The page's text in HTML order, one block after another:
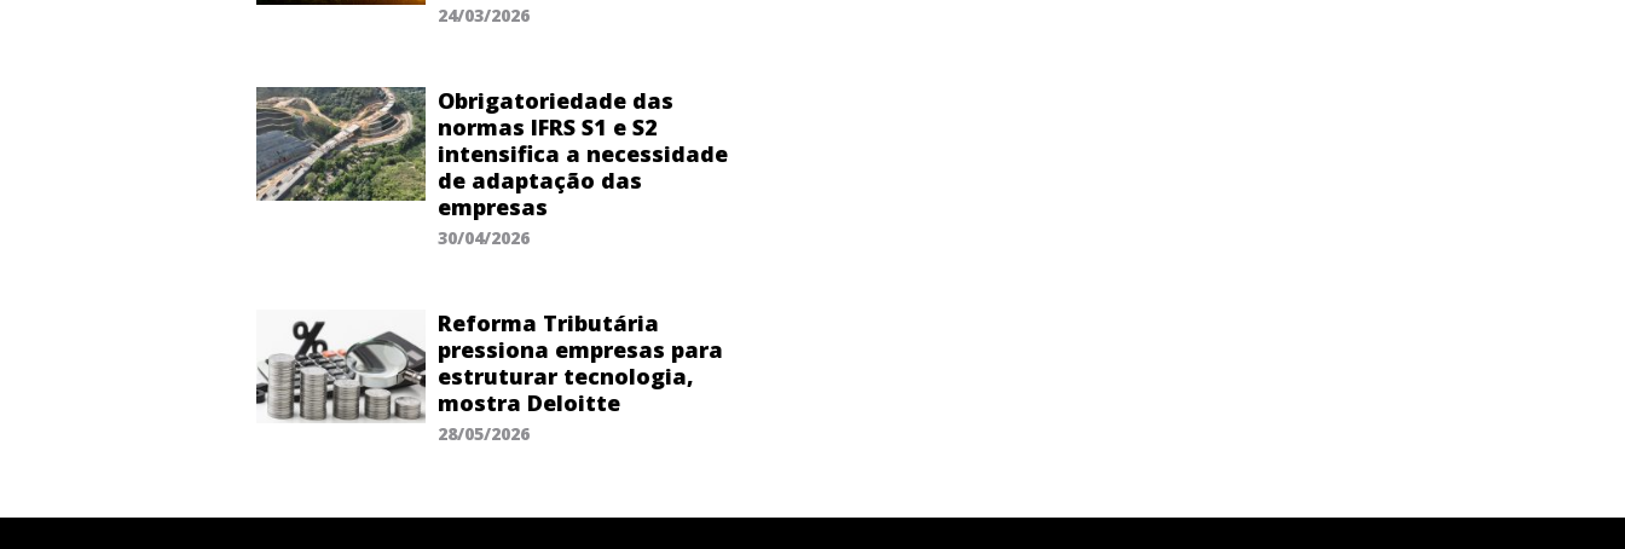
24/03/2026
Obrigatoriedade das
normas IFRS S1 e S2
intensifica a necessidade
de adaptação das
empresas
30/04/2026
Reforma Tributária
pressiona empresas para
estruturar tecnologia,
mostra Deloitte
28/05/2026